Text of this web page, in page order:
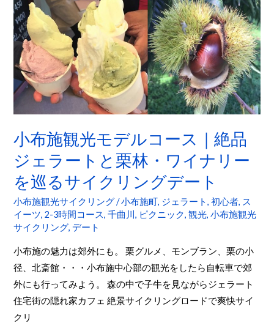
く
極
楽
避
暑
地
サ
ク
リ
ン
グ
小布施観光モデルコース｜絶品
ジェラートと栗林・ワイナリー
を巡るサイクリングデート
小布施観光サイクリング/小布施町, ジェラート,初心者, ス
イーツ,2-3時間コース,千曲川, ピクニック,観光,小布施観光
サイクリング, デート
小布施の魅力は郊外にも。 栗グルメ、モンブラン、栗の小
径、北斎館・・・小布施中心部の観光をしたら自転車で郊
外にも行ってみよう。 森の中で子牛を見ながらジェラート
住宅街の隠れ家カフェ 絶景サイクリングロードで爽快サイ
クリ
布
施
観
光
モ
デ
ル
コ
ー
ス
｜
絶
品
ジ
ェ
ラ
ー
ト
と